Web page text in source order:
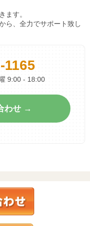
ます。
ら、全力でサポート致し
1165
9:00 - 18:00
わせ →